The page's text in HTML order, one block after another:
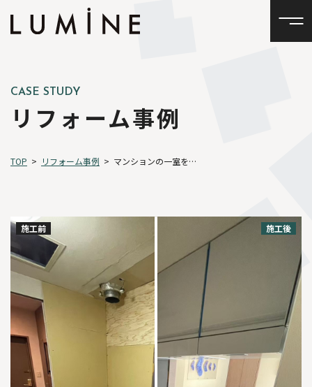
CASE STUDY
リフォーム事例
TOP > リフォーム事例 > マンションの一室をフルリフォーム！